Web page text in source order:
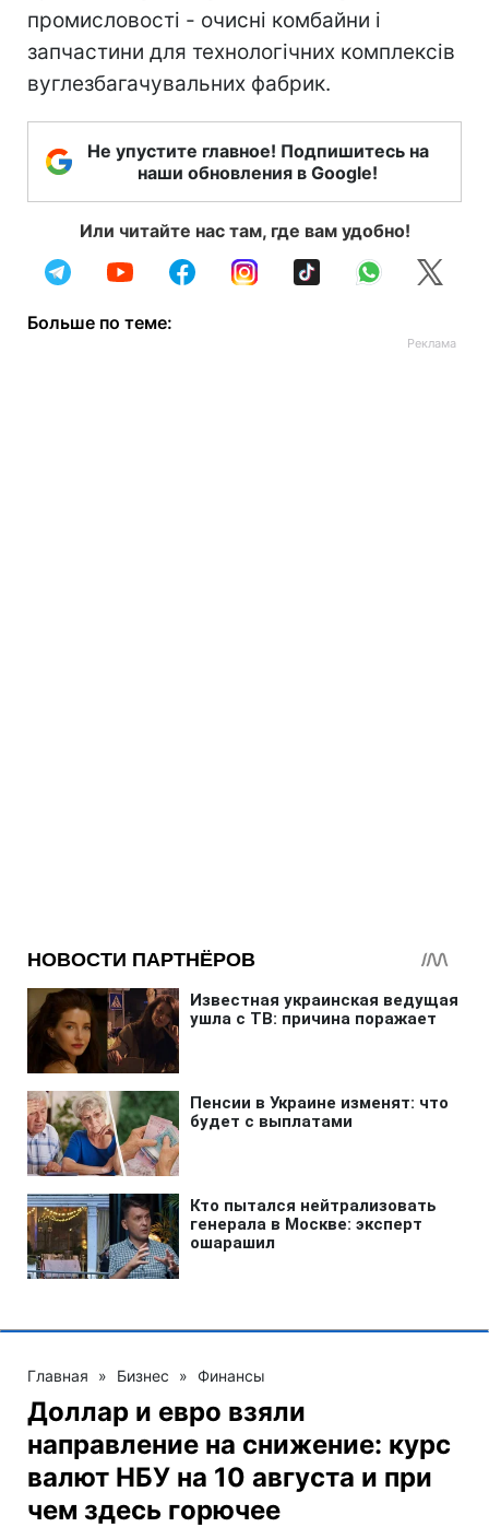
промисловості - очисні комбайни і
запчастини для технологічних комплексів
вуглезбагачувальних фабрик.
Не упустите главное! Подпишитесь на
наши обновления в Google!
Или читайте нас там, где вам удобно!
Больше по теме:
Главная » Бизнес » Финансы
Доллар и евро взяли
направление на снижение: курс
валют НБУ на 10 августа и при
чем здесь горючее